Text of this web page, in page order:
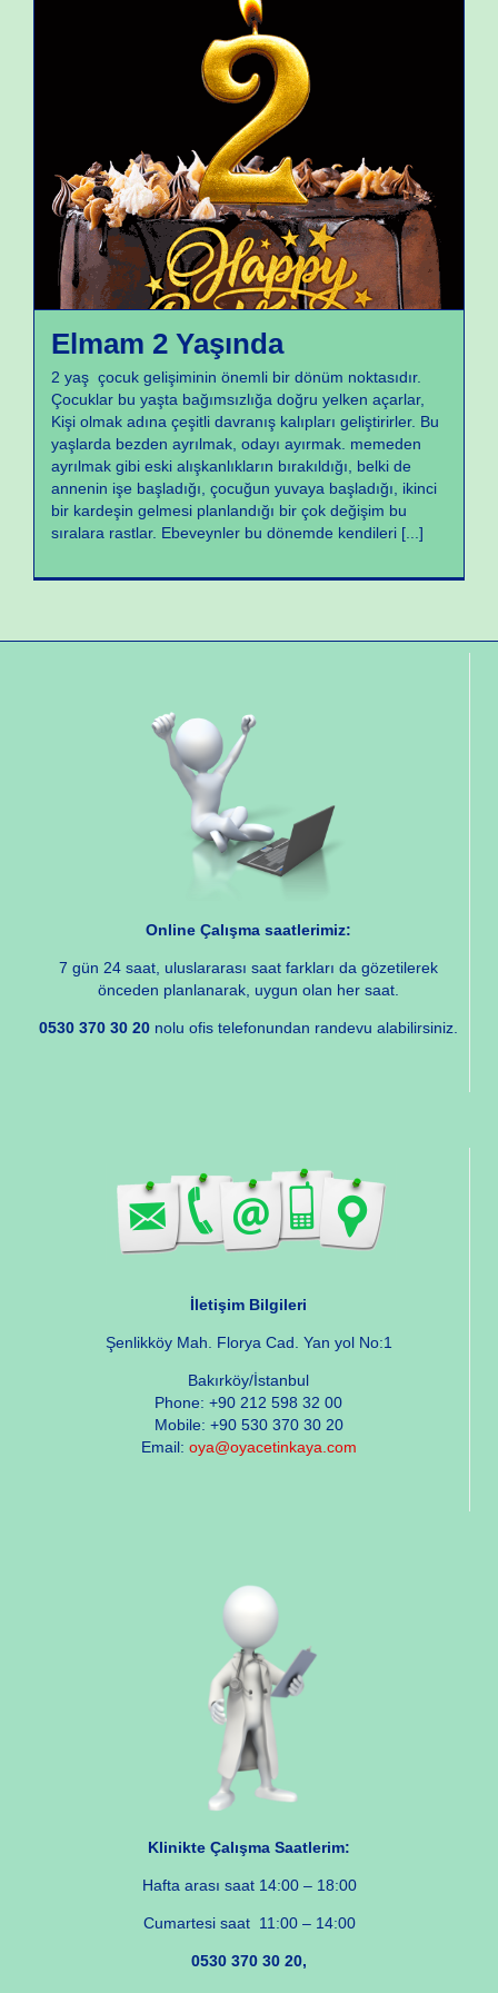
Büyüme ve Gelişme
Elmam 2 Yaşında
2 yaş çocuk gelişiminin önemli bir dönüm noktasıdır.
Çocuklar bu yaşta bağımsızlığa doğru yelken açarlar,
Kişi olmak adına çeşitli davranış kalıpları geliştirirler. Bu
yaşlarda bezden ayrılmak, odayı ayırmak. memeden
ayrılmak gibi eski alışkanlıkların bırakıldığı, belki de
annenin işe başladığı, çocuğun yuvaya başladığı, ikinci
bir kardeşin gelmesi planlandığı bir çok değişim bu
sıralara rastlar. Ebeveynler bu dönemde kendileri [...]
Online Çalışma saatlerimiz:
7 gün 24 saat, uluslararası saat farkları da gözetilerek
önceden planlanarak, uygun olan her saat.
0530 370 30 20 nolu ofis telefonundan randevu alabilirsiniz.
İletişim Bilgileri
Şenlikköy Mah. Florya Cad. Yan yol No:1
Bakırköy/İstanbul
Phone: +90 212 598 32 00
Mobile: +90 530 370 30 20
Email: oya@oyacetinkaya.com
Klinikte Çalışma Saatlerim:
Hafta arası saat 14:00 – 18:00
Cumartesi saat 11:00 – 14:00
0530 370 30 20,